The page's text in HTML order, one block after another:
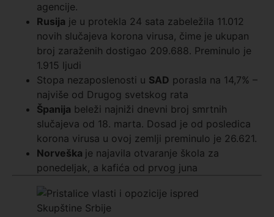
agencije.
Rusija je u protekla 24 sata zabeležila 11.012
novih slučajeva korona virusa, čime je ukupan
broj zaraženih dostigao 209.688. Preminulo je
1.915 ljudi
Stopa nezaposlenosti u SAD porasla na 14,7% –
najviše od Drugog svetskog rata
Španija beleži najniži dnevni broj smrtnih
slučajeva od 18. marta. Dosad je od posledica
korona virusa u ovoj zemlji preminulo je 26.621.
Norveška je najavila otvaranje škola za
ponedeljak, a kafića od prvog juna